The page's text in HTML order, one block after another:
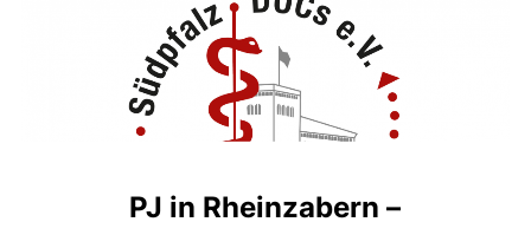
PJ in Rheinzabern –